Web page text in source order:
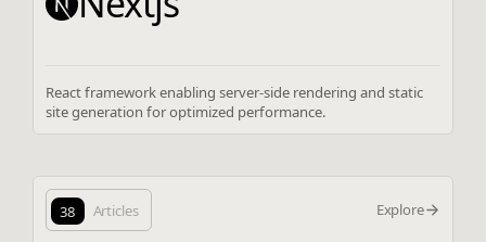
React framework enabling server-side rendering and static
site generation for optimized performance.
38 Articles Explore